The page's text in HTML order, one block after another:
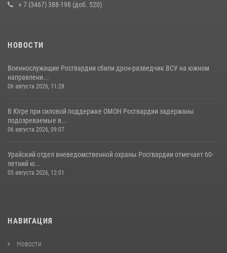
+ 7 (3467) 388-198 (доб. 520)
НОВОСТИ
Военнослужащие Росгвардии сбили дрон-разведчик ВСУ на южном
направлени...
06 августа 2026, 11:28
В Югре при силовой поддержке ОМОН Росгвардии задержаны
подозреваемые в...
06 августа 2026, 09:07
Урайский отдел вневедомственной охраны Росгвардии отмечает 60-
летний ю...
05 августа 2026, 12:01
НАВИГАЦИЯ
Новости